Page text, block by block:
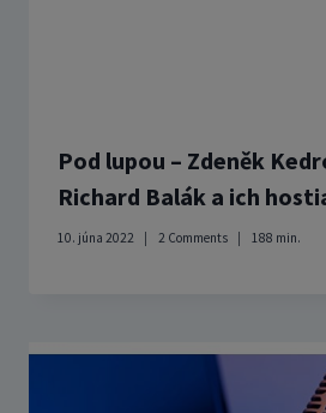
Pod lupou – Zdeněk
Richard Balák a ich
10. júna 2022 2 Comments 188 min.